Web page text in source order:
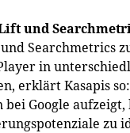
und
Searchmetrics
in
erklärt Kasapis
bei Google